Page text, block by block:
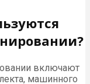
включают
машинного